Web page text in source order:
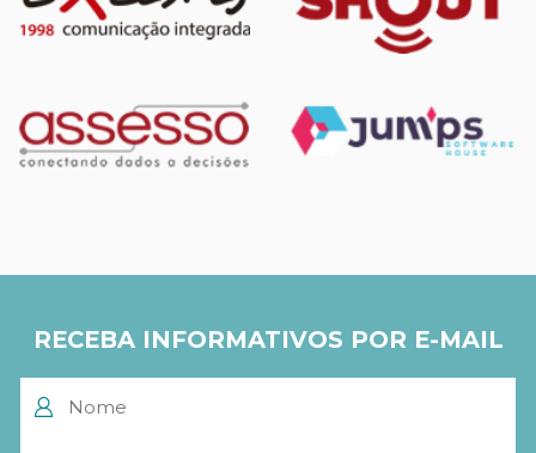
RECEBA INFORMATIVOS POR E-MAIL